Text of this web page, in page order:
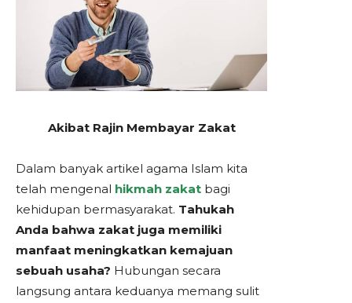
Akibat Rajin Membayar Zakat
Dalam banyak artikel agama Islam kita
telah mengenal hikmah zakat bagi
kehidupan bermasyarakat. Tahukah
Anda bahwa zakat juga memiliki
manfaat meningkatkan kemajuan
sebuah usaha? Hubungan secara
langsung antara keduanya memang sulit